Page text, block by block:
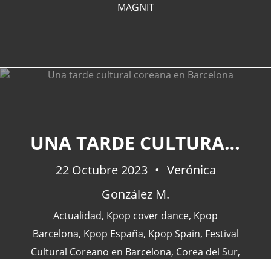
MAGNIT
UNA TARDE CULTURAL COREANA EN BARCELONA
22 Octubre 2023
Verónica
González M.
Actualidad, Kpop cover dance, Kpop
Barcelona, Kpop España, Kpop Spain, Festival
Cultural Coreano en Barcelona, Corea del Sur,